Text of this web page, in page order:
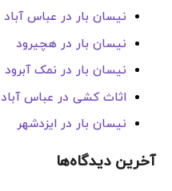
نیسان بار در عباس آباد
نیسان بار در هچیرود
نیسان بار در نمک آبرود
اثاث کشی در عباس آباد
نیسان بار در ایزدشهر
آخرین دیدگاه‌ها